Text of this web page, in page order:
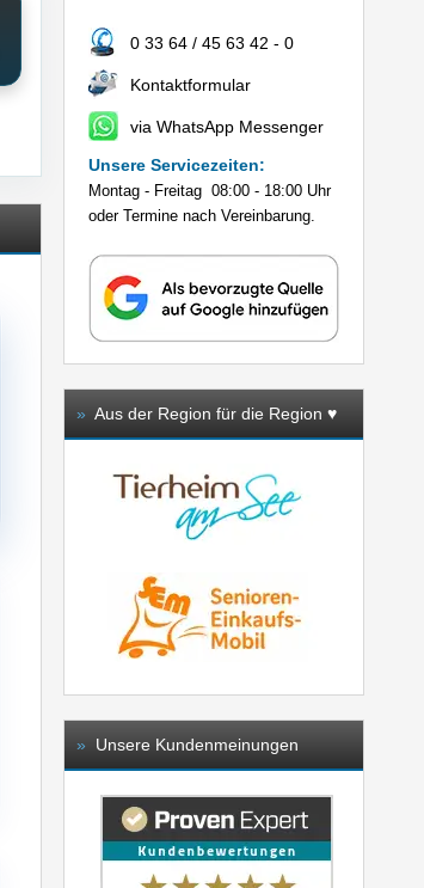
0 33 64 / 45 63 42 - 0
Kontaktformular
via WhatsApp Messenger
Unsere Servicezeiten:
Montag - Freitag 08:00 - 18:00 Uhr
oder Termine nach Vereinbarung.
» Aus der Region für die Region ♥️
» Unsere Kundenmeinungen